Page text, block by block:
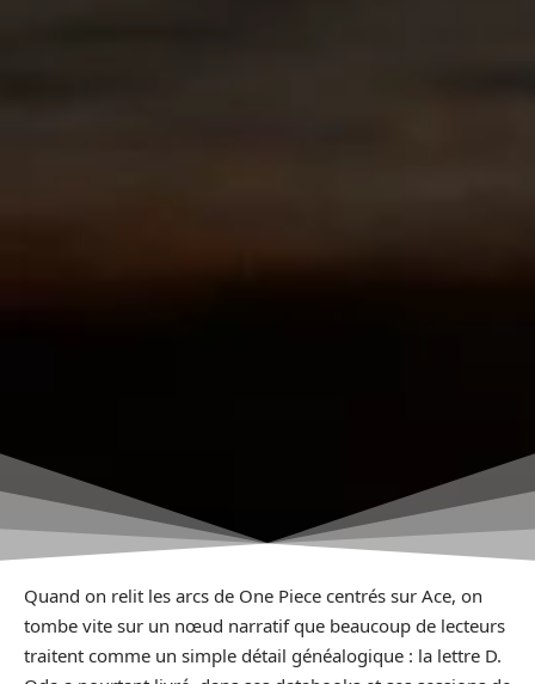
Quand on relit les arcs de One Piece centrés sur Ace, on
tombe vite sur un nœud narratif que beaucoup de lecteurs
traitent comme un simple détail généalogique : la lettre D.